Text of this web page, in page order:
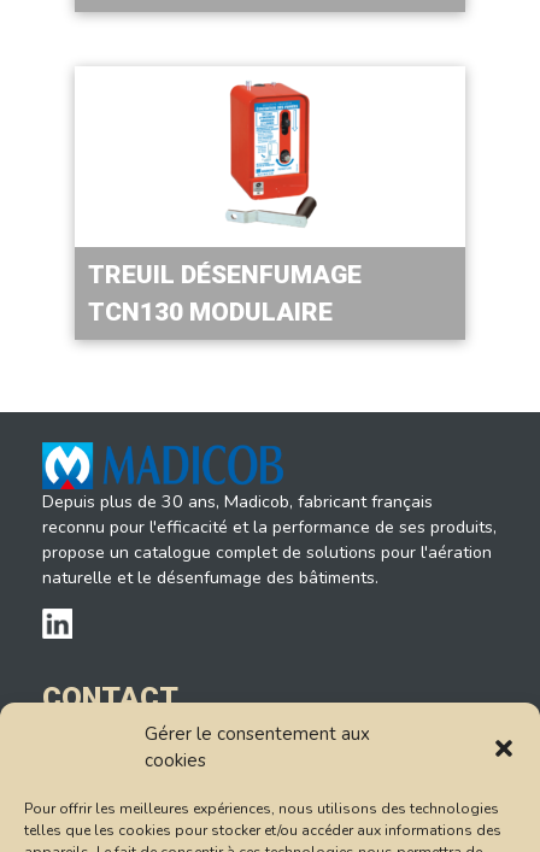
Gérer le consentement aux
cookies
Pour offrir les meilleures expériences, nous utilisons des technologies
telles que les cookies pour stocker et/ou accéder aux informations des
TREUIL DÉSENFUMAGE
TCN130 MODULAIRE
Depuis plus de 30 ans, Madicob, fabricant français
reconnu pour l'efficacité et la performance de ses produits,
propose un catalogue complet de solutions pour l'aération
naturelle et le désenfumage des bâtiments.
CONTACT
14, rue du Petit Albi
Tél : 01.78.47.85.85
Formulaire de contact